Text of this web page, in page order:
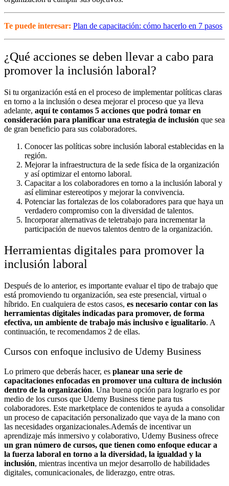
Te puede interesar: Plan de capacitación: cómo hacerlo en 7 pasos
¿Qué acciones se deben llevar a cabo para
promover la inclusión laboral?
Si tu organización está en el proceso de implementar políticas claras
en torno a la inclusión o desea mejorar el proceso que ya lleva
adelante, aquí te contamos 5 acciones que podrá tomar en
consideración para planificar una estrategia de inclusión que sea
de gran beneficio para sus colaboradores.
Conocer las políticas sobre inclusión laboral establecidas en la
región.
Mejorar la infraestructura de la sede física de la organización
y así optimizar el entorno laboral.
Capacitar a los colaboradores en torno a la inclusión laboral y
así eliminar estereotipos y mejorar la convivencia.
Potenciar las fortalezas de los colaboradores para que haya un
verdadero compromiso con la diversidad de talentos.
Incorporar alternativas de teletrabajo para incrementar la
participación de nuevos talentos dentro de la organización.
Herramientas digitales para promover la
inclusión laboral
Después de lo anterior, es importante evaluar el tipo de trabajo que
está promoviendo tu organización, sea este presencial, virtual o
híbrido. En cualquiera de estos casos, es necesario contar con las
herramientas digitales indicadas para promover, de forma
efectiva, un ambiente de trabajo más inclusivo e igualitario. A
continuación, te recomendamos 2 de ellas.
Cursos con enfoque inclusivo de Udemy Business
Lo primero que deberás hacer, es planear una serie de
capacitaciones enfocadas en promover una cultura de inclusión
dentro de la organización. Una buena opción para lograrlo es por
medio de los cursos que Udemy Business tiene para tus
colaboradores. Este marketplace de contenidos te ayuda a consolidar
un proceso de capacitación personalizado que vaya de la mano con
las necesidades organizacionales.Además de incentivar un
aprendizaje más inmersivo y colaborativo, Udemy Business ofrece
un gran número de cursos, que tienen como enfoque educar a
la fuerza laboral en torno a la diversidad, la igualdad y la
inclusión, mientras incentiva un mejor desarrollo de habilidades
digitales, comunicacionales, de liderazgo, entre otras.